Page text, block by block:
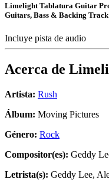
Limelight Tablatura Guitar
Guitars, Bass & Backing Track
Incluye pista de audio
Acerca de
Artista: Rush
Álbum: Moving Pictures
Género: Rock
Compositor(es): Geddy
Letrista(s): Geddy Lee,